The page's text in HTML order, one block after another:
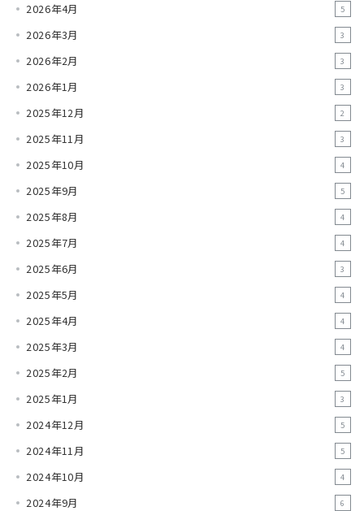
2026年4月 5
2026年3月 3
2026年2月 3
2026年1月 3
2025年12月 2
2025年11月 3
2025年10月 4
2025年9月 5
2025年8月 4
2025年7月 4
2025年6月 3
2025年5月 4
2025年4月 4
2025年3月 4
2025年2月 5
2025年1月 3
2024年12月 5
2024年11月 5
2024年10月 4
2024年9月 6